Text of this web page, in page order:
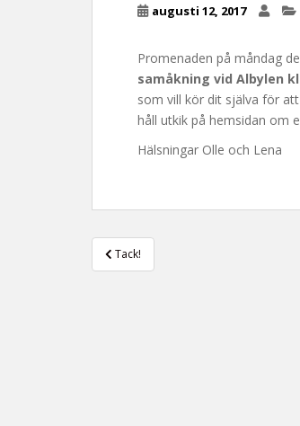
augusti 12, 2017
Promenaden på måndag
samåkning vid Albylen
som vill kör dit själva för
håll utkik på hemsidan om
Hälsningar Olle och Lena
Inläggsnavigering
Tack!